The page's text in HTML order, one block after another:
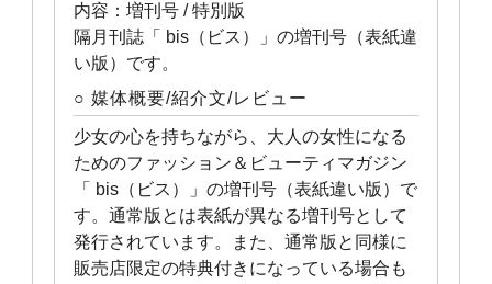
内容：増刊号 / 特別版
隔月刊誌「 bis（ビス）」の増刊号（表紙違
い版）です。
○ 媒体概要/紹介文/レビュー
少女の心を持ちながら、大人の女性になる
ためのファッション＆ビューティマガジン
「 bis（ビス）」の増刊号（表紙違い版）で
す。通常版とは表紙が異なる増刊号として
発行されています。また、通常版と同様に
販売店限定の特典付きになっている場合も